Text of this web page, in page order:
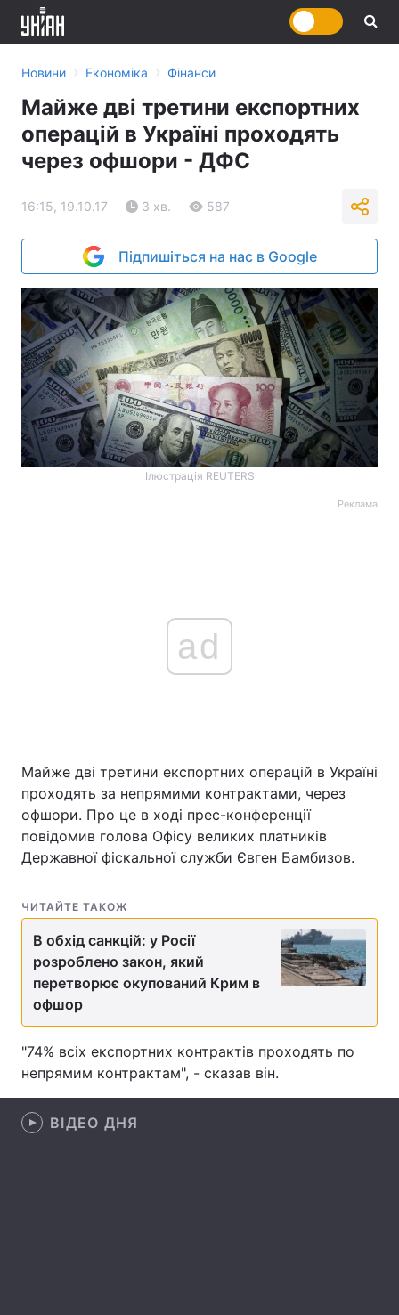
Україна
Економіка
Спорт Наука
Техно і зв'язок Лайт
Зброя Інциденти
Здоров'я
Новини › Економіка › Фінанси
Майже дві третини експортних
операцій в Україні проходять
через офшори - ДФС
16:15, 19.10.17 3 хв. 587
Підпишіться на нас в Google
Ілюстрація REUTERS
Реклама
ad
Майже дві третини експортних операцій в Україні
проходять за непрямими контрактами, через
офшори. Про це в ході прес-конференції
повідомив голова Офісу великих платників
Державної фіскальної служби Євген Бамбизов.
ЧИТАЙТЕ ТАКОЖ
В обхід санкцій: у Росії
розроблено закон, який
перетворює окупований Крим в
офшор
"74% всіх експортних контрактів проходять по
непрямим контрактам", - сказав він.
ВІДЕО ДНЯ